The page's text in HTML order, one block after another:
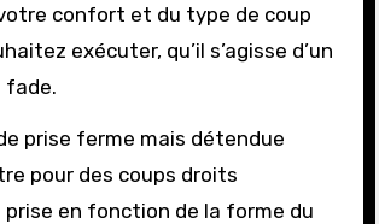
confort et du type de coup
exécuter, qu’il s’agisse d’un
fade.
prise ferme mais détendue
pour des coups droits
en fonction de la forme du